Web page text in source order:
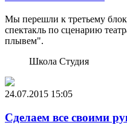
Мы перешли к третьему
спектакль по сценарию
плывем".
Школа Студия
24.07.2015 15:05
Сделаем все своими